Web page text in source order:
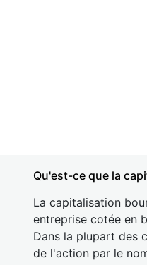
Qu'est-ce que la
La capitalisation
entreprise cotée en
Dans la plupart des
de l'action par le